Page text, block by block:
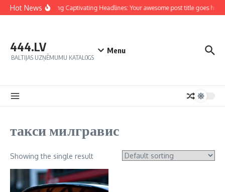
Hot NewsCrafting Captivating Headlines: Your awesome post title goes here
444.LV
BALTIJAS UZŅĒMUMU KATALOGS
Menu
такси милгравис
Showing the single result